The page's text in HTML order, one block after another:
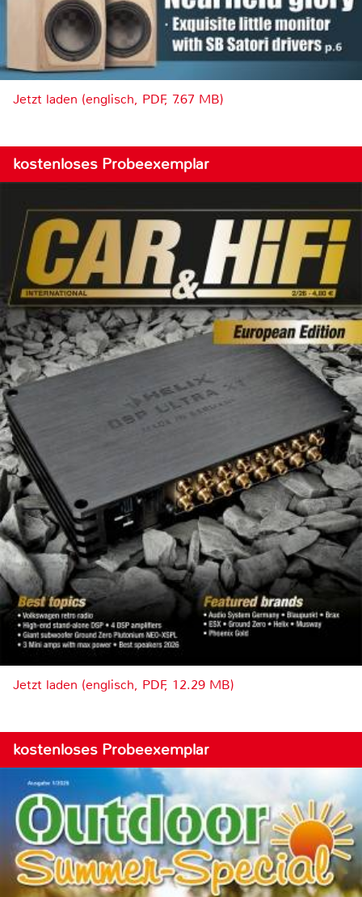
Jetzt laden (englisch, PDF, 7.67 MB)
kostenloses Probeexemplar
Jetzt laden (englisch, PDF, 12.29 MB)
kostenloses Probeexemplar